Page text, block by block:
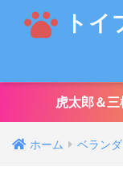
トイ
虎太郎＆
ホーム ベランダ